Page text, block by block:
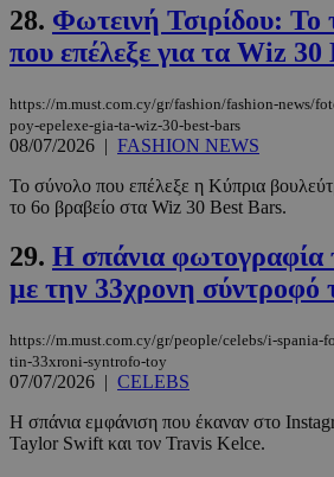
28. Φωτεινή Τσιρίδου: Το
που επέλεξε για τα Wiz
https://m.must.com.cy/gr/fashion/fashion-news/
poy-epelexe-gia-ta-wiz-30-best-bars
08/07/2026 | FASHION NEWS
Το σύνολο που επέλεξε η Κύπρια
το 6ο βραβείο στα Wiz 30 Best Bars.
29. Η σπάνια
με την 33χρονη σύντροφό
https://m.must.com.cy/gr/people/celebs/i-spania-
tin-33xroni-syntrofo-toy
07/07/2026 | CELEBS
Η σπάνια εμφάνιση που έκαναν στο
Taylor Swift και τον Travis Kelce.